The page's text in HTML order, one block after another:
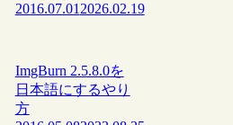
2016.07.012026.02.19
ImgBurn 2.5.8.0を
日本語にするやり
方